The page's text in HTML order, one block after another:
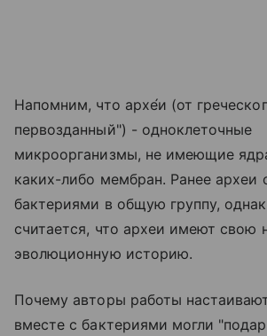
Напомним, что архе́и (от
первозданный") - одноклеточные
микроорганизмы, не имеющие
каких-либо мембран. Ранее археи
бактериями в общую группу,
считается, что археи имеют свою
эволюционную историю.
Почему авторы работы
вместе с бактериями могли